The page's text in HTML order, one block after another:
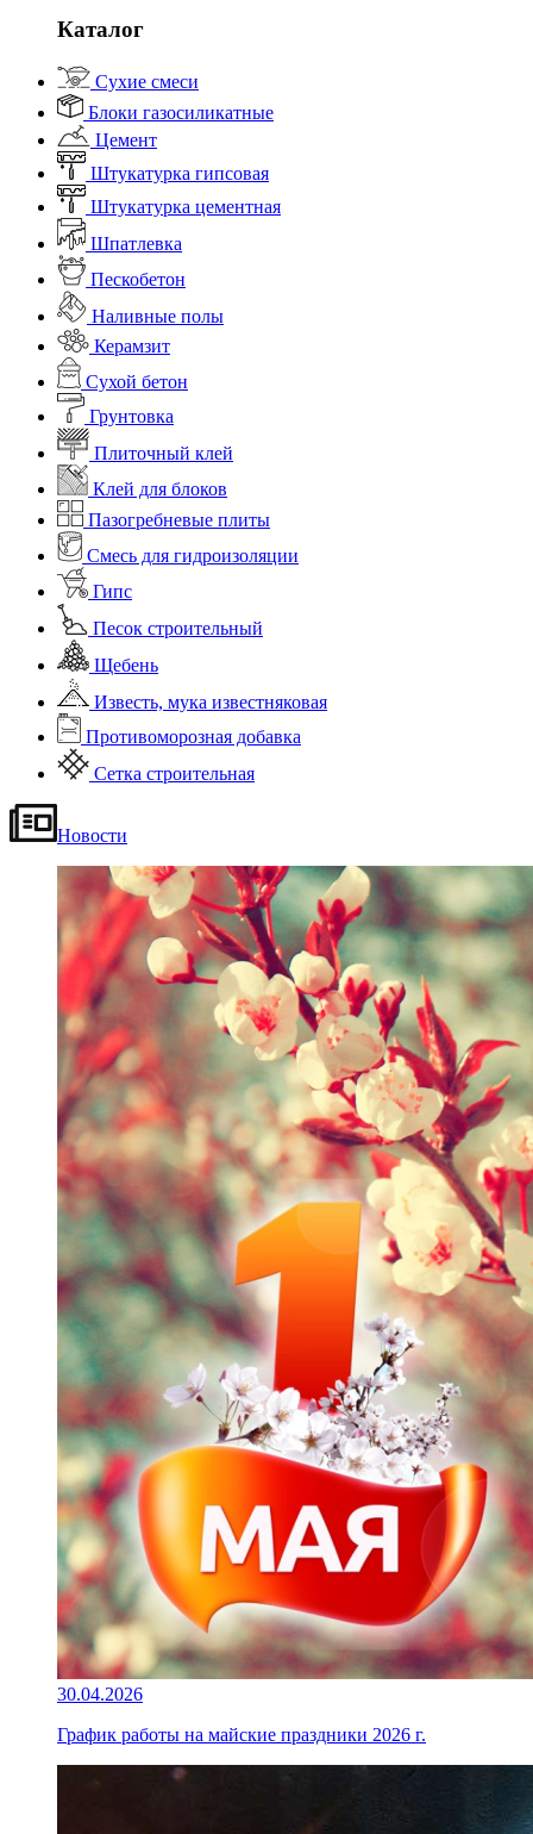
Каталог
Сухие смеси
Блоки газосиликатные
Цемент
Штукатурка гипсовая
Штукатурка цементная
Шпатлевка
Пескобетон
Наливные полы
Керамзит
Сухой бетон
Грунтовка
Плиточный клей
Клей для блоков
Пазогребневые плиты
Смесь для гидроизоляции
Гипс
Песок строительный
Щебень
Известь, мука известняковая
Противоморозная добавка
Сетка строительная
Новости
30.04.2026
График работы на майские праздники 2026 г.